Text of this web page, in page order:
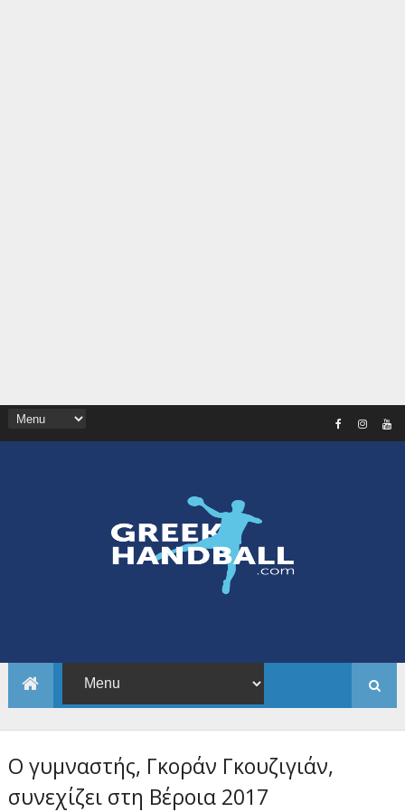
Ο γυμναστής, Γκοράν Γκουζιγιάν,
συνεχίζει στη Βέροια 2017